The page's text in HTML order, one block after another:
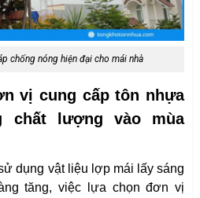
chống nóng hiện đại cho mái nhà
vị cung cấp tôn nhựa
chất lượng vào mùa
dụng vật liệu lợp mái lấy sáng
tăng, việc lựa chọn đơn vị